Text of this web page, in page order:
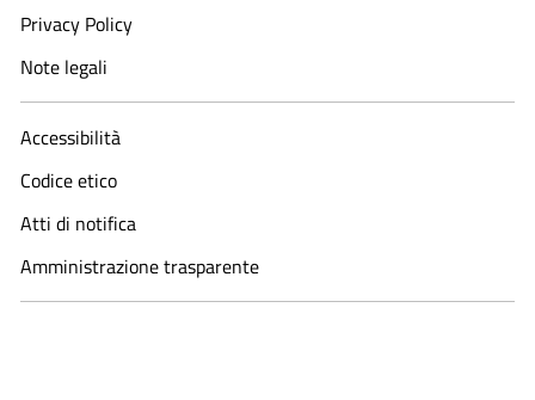
Privacy Policy
Note legali
Accessibilità
Codice etico
Atti di notifica
Amministrazione trasparente